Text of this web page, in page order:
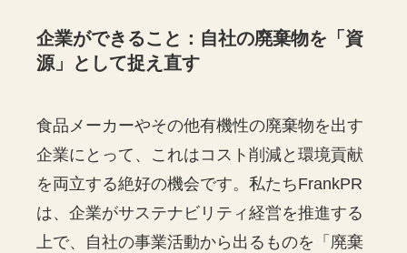
企業ができること：自社の廃棄物を「資
源」として捉え直す
食品メーカーやその他有機性の廃棄物を出す
企業にとって、これはコスト削減と環境貢献
を両立する絶好の機会です。私たちFrankPR
は、企業がサステナビリティ経営を推進する
上で、自社の事業活動から出るものを「廃棄